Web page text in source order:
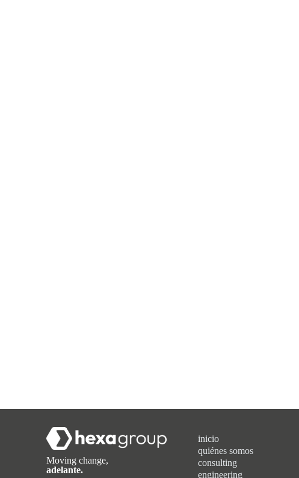
Moving change,
adelante.
inicio
quiénes somos
consulting
engineering